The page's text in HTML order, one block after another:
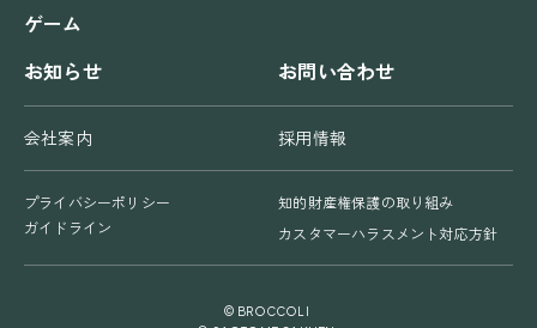
ゲーム
お知らせ
お問い合わせ
会社案内 採用情報
プライバシーポリシー
知的財産権保護の取り組み
ガイドライン
カスタマーハラスメント対応方針
© BROCCOLI